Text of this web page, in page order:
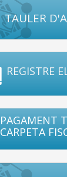
TAULER
REGISTRE
PAGAMENT
CARPETA